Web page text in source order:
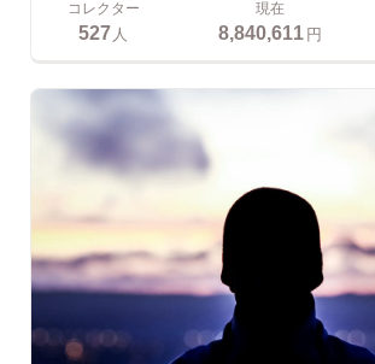
コレクター
527人
現在
8,840,611円